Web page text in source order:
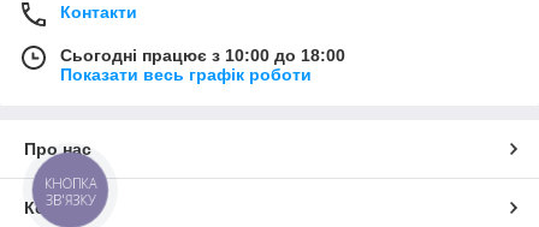
Контакти
Сьогодні працює з 10:00 до 18:00
Показати весь графік роботи
Про нас
Контакти
КНОПКА
ЗВ'ЯЗКУ